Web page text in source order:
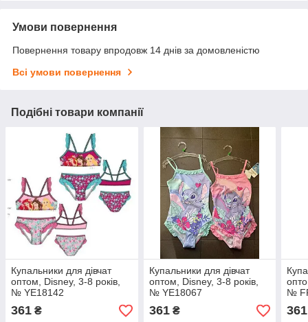
Умови повернення
Повернення товару впродовж 14 днів за домовленістю
Всі умови повернення
Подібні товари компанії
Купальники для дівчат
оптом, Disney, 3-8 років,
№ YE18142
361 ₴
Купальники для дівчат
оптом, Disney, 3-8 років,
№ YE18067
361₴
№
361